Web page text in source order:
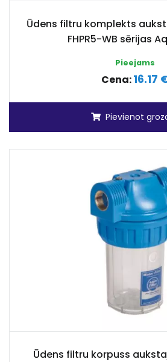
Ūdens filtru komplekts
FHPR5-WB sērijas
Pieejams
Cena:16.17
Pievienot
Ūdens filtru korpuss